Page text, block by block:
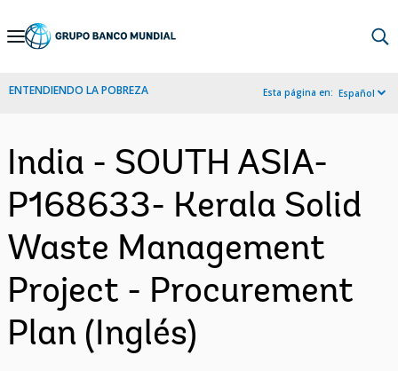
Skip
Navigation
ENTENDIENDO LA POBREZA Esta página en: Español
India - SOUTH ASIA-
P168633- Kerala Solid
Waste Management
Project - Procurement
Plan (Inglés)